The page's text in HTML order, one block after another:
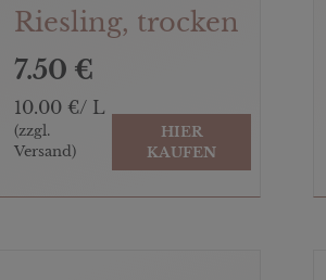
Riesling, trocken
7.50 €
10.00 €/ L
(zzgl.
Versand)
HIER
KAUFEN